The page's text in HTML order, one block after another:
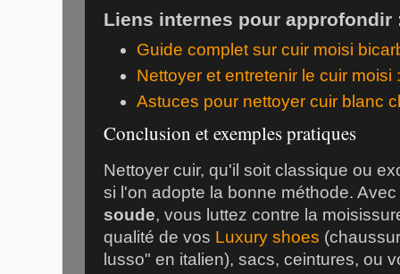
Liens internes pour approfondir
Guide complet sur cuir moisi
Nettoyer et entretenir le cuir
Astuces pour nettoyer cuir blanc
Conclusion et exemples pratiques
Nettoyer cuir, qu'il soit classique ou
si l'on adopte la bonne méthode.
soude, vous luttez contre la
qualité de vos Luxury shoes
lusso" en italien), sacs, ceintures, ou